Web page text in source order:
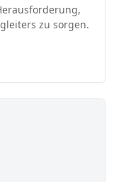
zu sorgen.